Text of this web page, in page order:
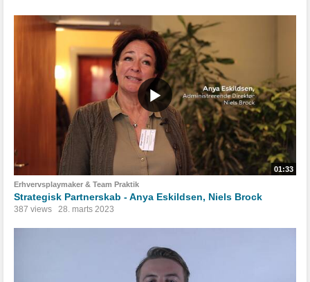
01:33
Erhvervsplaymaker & Team Praktik
Strategisk Partnerskab - Anya Eskildsen, Niels Brock
387 views 28. marts 2023